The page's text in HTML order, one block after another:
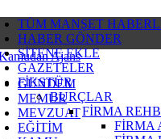
TÜM MANŞET
HABER GÖNDER
SİTENE EKLE
GAZETELER
FİKSTÜR
BURÇLAR
FİRMA
FİRMA
GÜNDEM
MEMUR
MEVZUAT
EĞİTİM